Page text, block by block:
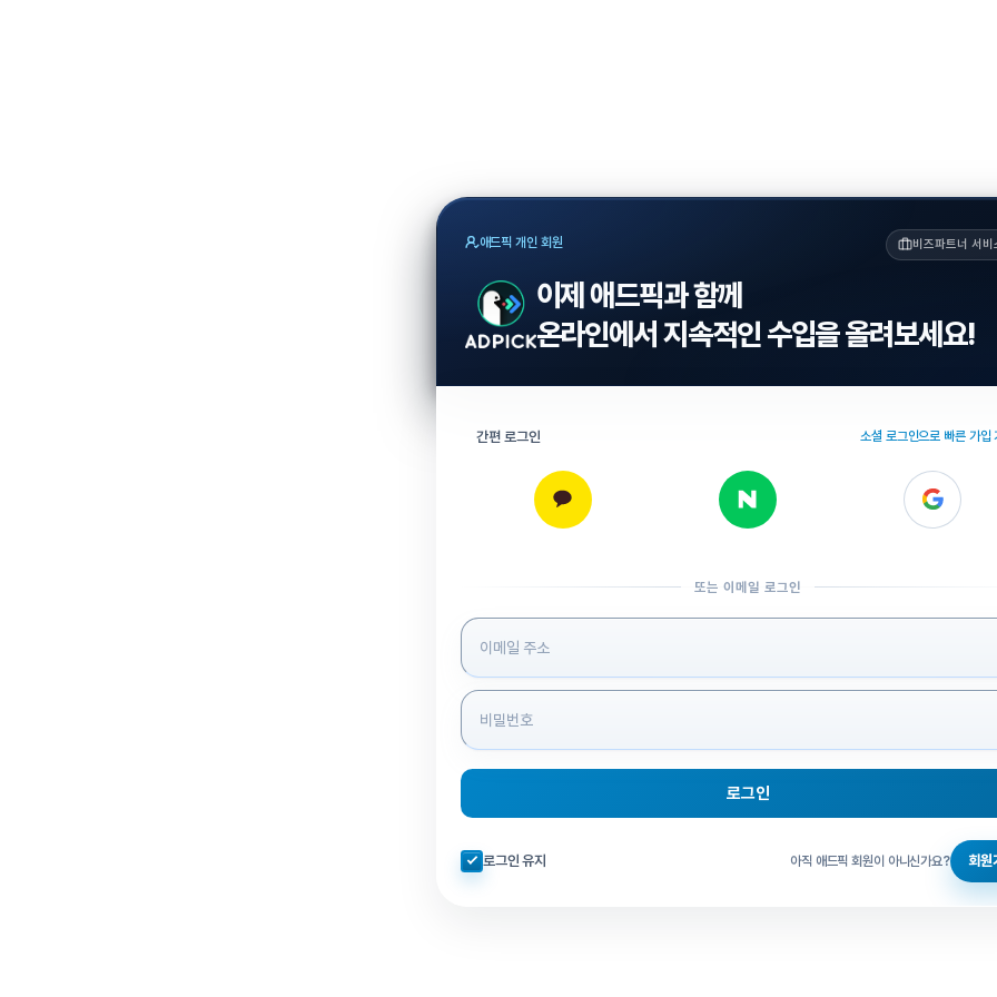
애드픽 개인 회원 비즈파트너 서비
이제 애드픽과 함께
온라인에서 지속적인 수입을 올려보세요!
간편 로그인 소셜 로그인으로 빠른 가입
또는 이메일 로그인
로그인 정보 입력
로그인
자동로그인 체크
로그인 유지 아직 애드픽 회원이 아니신가요? 회원